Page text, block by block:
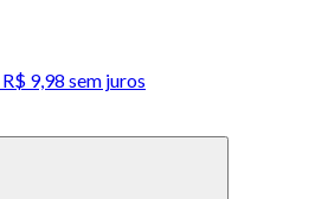
R$ 9,98 sem juros